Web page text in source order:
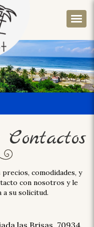
comodidades, y
con nosotros y le
a su solicitud.
las Brisas, 70934,